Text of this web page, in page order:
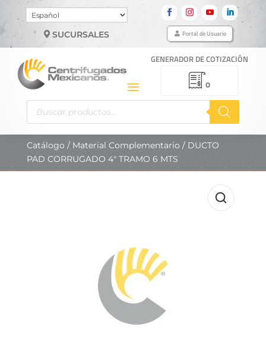
Elegir
un
idiomaSUCURSALES Portal de Usuario
GENERADOR DE COTIZACIÓN
0
Búsqueda
productos
Catálogo / Material Complementario / DUCTO
PAD CORRUGADO 4″ TRAMO 6 MTS